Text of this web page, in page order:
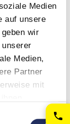
Medien
auf unsere
wir
Medien,
Partner
mit
Rahmen Ihrer
Mobilität
Anhängerbühnen
– robust und